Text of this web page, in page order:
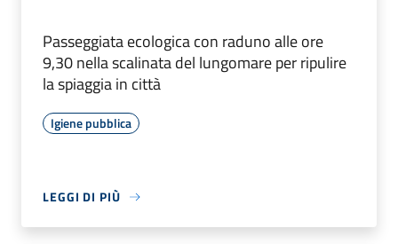
Passeggiata ecologica con raduno alle ore
9,30 nella scalinata del lungomare per ripulire
la spiaggia in città
Igiene pubblica
LEGGI DI PIÙ